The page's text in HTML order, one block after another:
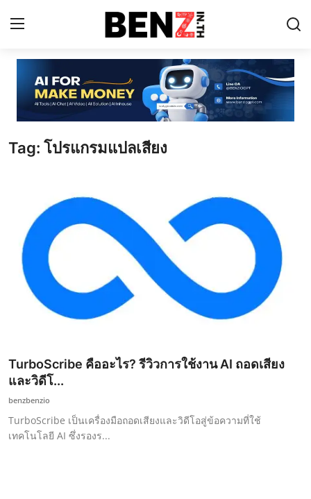
Home
Contact
AI Tools
ข่าว AI รอบโลก
ThaiGPT Builder
คอร์สเรียน ChatGPT
Tag: โปรแกรมแปลเสียง
TurboScribe คืออะไร? รีวิวการใช้งาน AI ถอดเสียง
และวิดีโ...
benzbenzio
TurboScribe เป็นเครื่องมือถอดเสียงและวิดีโอสู่ข้อความที่ใช้
เทคโนโลยี AI ซึ่งรองร...